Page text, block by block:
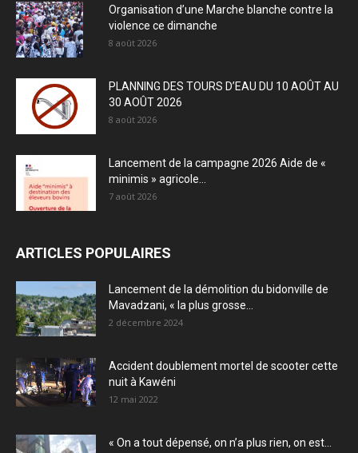
Organisation d’une Marche blanche contre la
violence ce dimanche
8 août 2026
PLANNING DES TOURS D’EAU DU 10 AOÛT AU
30 AOÛT 2026
8 août 2026
Lancement de la campagne 2026 Aide de «
minimis » agricole...
7 août 2026
ARTICLES POPULAIRES
Lancement de la démolition du bidonville de
Mavadzani, « la plus grosse...
2 décembre 2024
Accident doublement mortel de scooter cette
nuit à Kawéni
12 mai 2022
« On a tout dépensé, on n’a plus rien, on est...